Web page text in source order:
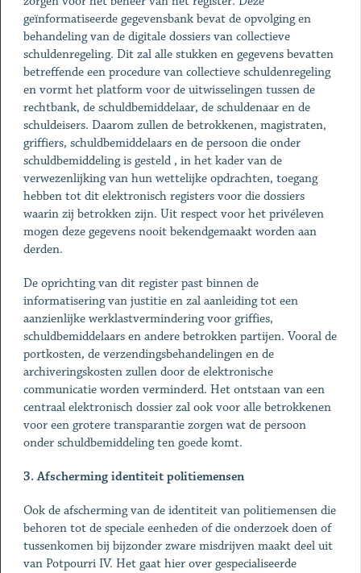
geïnformatiseerde gegevensbank bevat de opvolging en
behandeling van de digitale dossiers van collectieve
schuldenregeling. Dit zal alle stukken en gegevens bevatten
betreffende een procedure van collectieve schuldenregeling
en vormt het platform voor de uitwisselingen tussen de
rechtbank, de schuldbemiddelaar, de schuldenaar en de
schuldeisers. Daarom zullen de betrokkenen, magistraten,
griffiers, schuldbemiddelaars en de persoon die onder
schuldbemiddeling is gesteld , in het kader van de
verwezenlijking van hun wettelijke opdrachten, toegang
hebben tot dit elektronisch registers voor die dossiers
waarin zij betrokken zijn. Uit respect voor het privéleven
mogen deze gegevens nooit bekendgemaakt worden aan
derden.
De oprichting van dit register past binnen de
informatisering van justitie en zal aanleiding tot een
aanzienlijke werklastvermindering voor griffies,
schuldbemiddelaars en andere betrokken partijen. Vooral de
portkosten, de verzendingsbehandelingen en de
archiveringskosten zullen door de elektronische
communicatie worden verminderd. Het ontstaan van een
centraal elektronisch dossier zal ook voor alle betrokkenen
voor een grotere transparantie zorgen wat de persoon
onder schuldbemiddeling ten goede komt.
3. Afscherming identiteit politiemensen
Ook de afscherming van de identiteit van politiemensen die
behoren tot de speciale eenheden of die onderzoek doen of
tussenkomen bij bijzonder zware misdrijven maakt deel uit
van Potpourri IV. Het gaat hier over gespecialiseerde